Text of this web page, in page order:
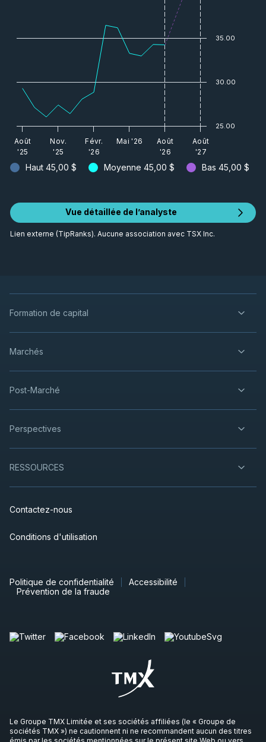
Haut 45,00 $ Moyenne 45,00 $ Bas 45,00 $
Août
'25
Nov.
'25
Févr.
'26
Mai '26
Août
'26
Août
'27
25.00
30.00
35.00
Vue détaillée de l’analyste
Lien externe (TipRanks). Aucune association avec TSX Inc.
Formation de capital
Marchés
Post-Marché
Perspectives
RESSOURCES
Contactez-nous
Conditions d'utilisation
Politique de confidentialité
Accessibilité
Prévention de la fraude
Le Groupe TMX Limitée et ses sociétés affiliées (le « Groupe de
sociétés TMX ») ne cautionnent ni ne recommandent aucun des titres